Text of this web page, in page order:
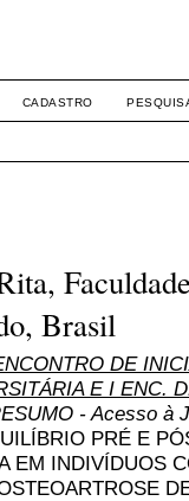
CADASTRO
Brasil
DE
E I ENC.
- Acesso à
PRÉ E
EM INDIVÍDUOS